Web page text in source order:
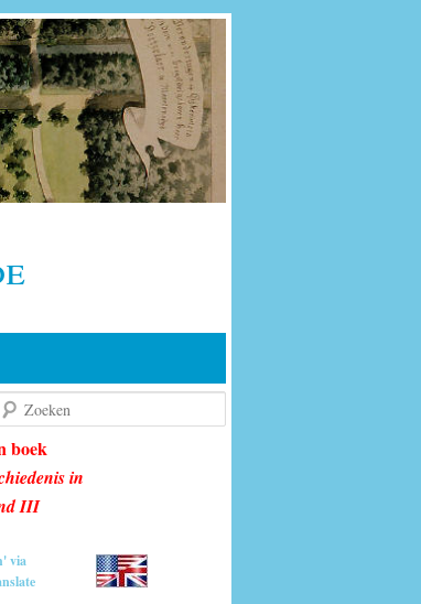
boek
in
III
via